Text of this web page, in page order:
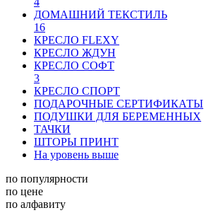
ДОМАШНИЙ ТЕКСТИЛЬ
16
КРЕСЛО FLEXY
КРЕСЛО ЖДУН
КРЕСЛО СОФТ
3
КРЕСЛО СПОРТ
ПОДАРОЧНЫЕ СЕРТИФИКАТЫ
ПОДУШКИ ДЛЯ БЕРЕМЕННЫХ
ТАЧКИ
ШТОРЫ ПРИНТ
На уровень выше
по популярности
по цене
по алфавиту